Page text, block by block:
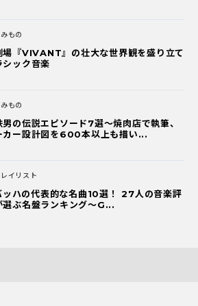
もの
場『VIVANT』の壮大な世界観を盛り立て
シック音楽
もの
男の伝説エピソード7選〜焼肉店で執筆、
カー設計図を600本以上も描い...
イリスト
ハの代表的な名曲10選！ 27人の音楽評
選ぶ名盤ランキング〜G...